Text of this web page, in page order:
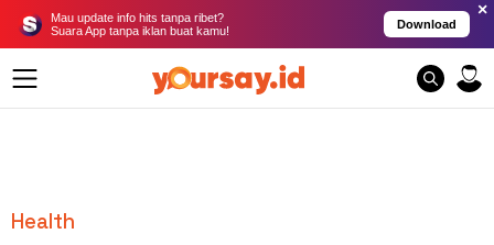
Mau update info hits tanpa ribet?
Suara App tanpa iklan buat kamu!
Download
×
Health